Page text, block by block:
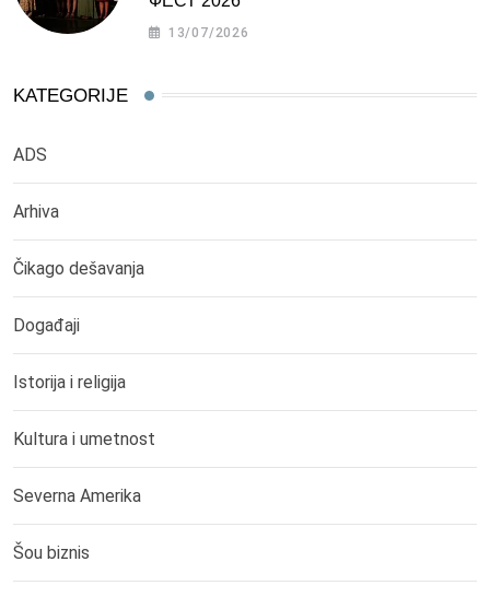
13/07/2026
KATEGORIJE
ADS
Arhiva
Čikago dešavanja
Događaji
Istorija i religija
Kultura i umetnost
Severna Amerika
Šou biznis